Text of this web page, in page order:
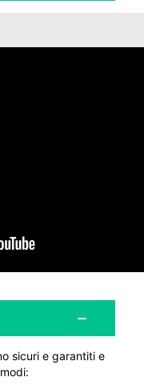
sicuri e garantiti e